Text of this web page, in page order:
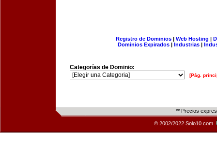
Registro de Dominios| Web Hosting |
Dominios Expirados | Industrias |
Categorías de Dominio:
[Pág.
** Precios
© 2002/2022 Solo10.com